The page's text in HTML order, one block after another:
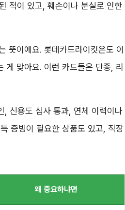
적이 있고, 훼손이나 분실로 인한
뜻이에요. 롯데카드라이킷온도 이
게 맞아요. 이런 카드들은 단종, 리
, 신용도 심사 통과, 연체 이력이나
증빙이 필요한 상품도 있고, 직장
왜 중요하냐면